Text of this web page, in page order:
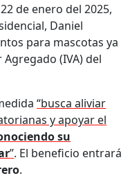
de enero del 2025,
Daniel
para mascotas ya
(IVA) del
“busca aliviar
y apoyar el
su
”. El beneficio entrará
.